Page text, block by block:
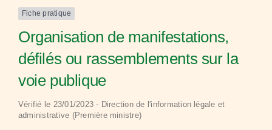
Fiche pratique
Organisation de manifestations,
défilés ou rassemblements sur la
voie publique
Vérifié le 23/01/2023 - Direction de l'information légale et
administrative (Première ministre)